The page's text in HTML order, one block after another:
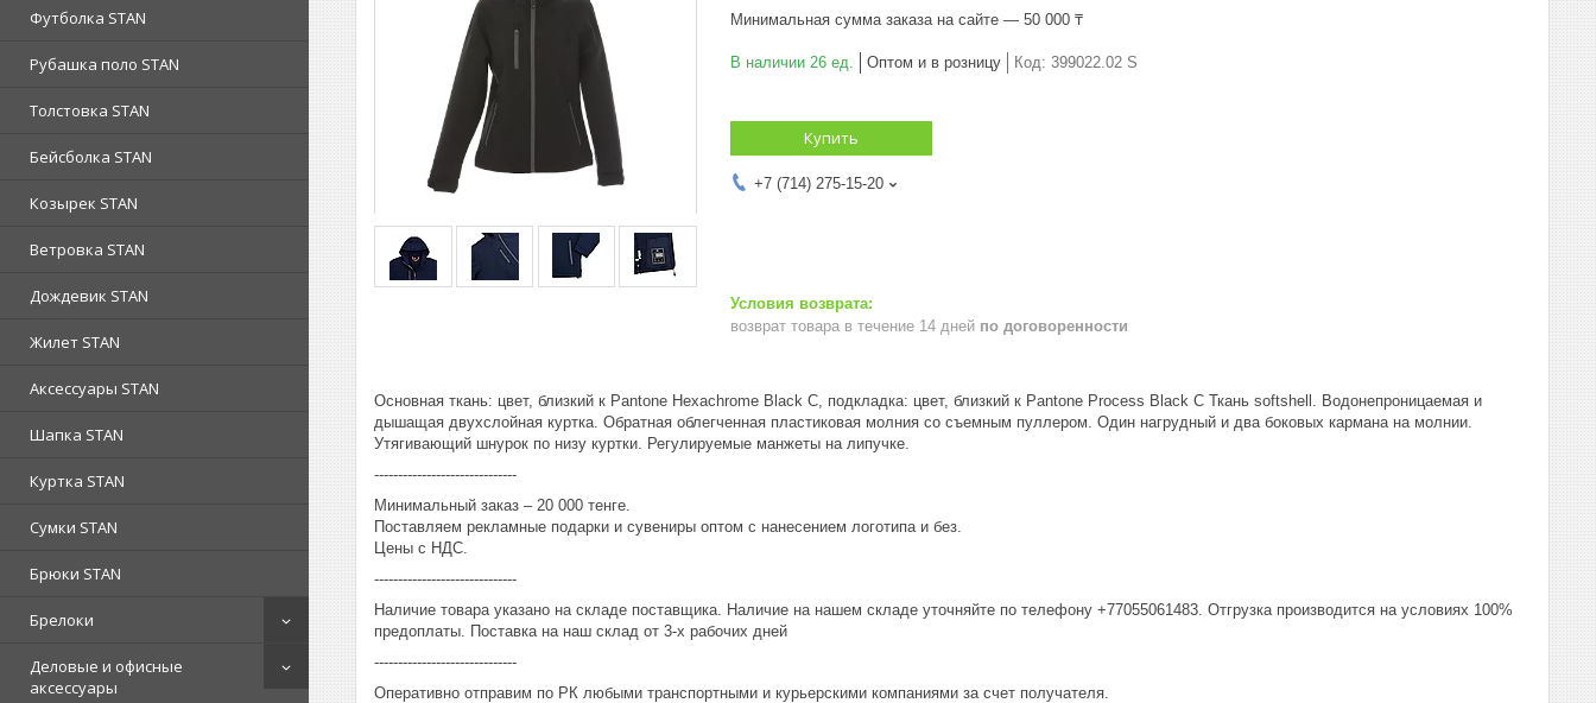
Футболка STAN
Рубашка поло STAN
Толстовка STAN
Бейсболка STAN
Козырек STAN
Ветровка STAN
Дождевик STAN
Жилет STAN
Аксессуары STAN
Шапка STAN
Куртка STAN
Сумки STAN
Брюки STAN
Брелоки
Деловые и офисные
аксессуары
Минимальная сумма заказа на сайте — 50 000 ₸
В наличии 26 ед. Оптом и в розницу Код: 399022.02 S
Купить
+7 (714) 275-15-20
возврат товара в течение 14 дней по договоренности
Основная ткань: цвет, близкий к Pantone Hexachrome Black C, подкладка: цвет, близкий к Pantone Process Black C Ткань softshell. Водонепроницаемая и
дышащая двухслойная куртка. Обратная облегченная пластиковая молния со съемным пуллером. Один нагрудный и два боковых кармана на молнии.
Утягивающий шнурок по низу куртки. Регулируемые манжеты на липучке.
------------------------------
Минимальный заказ – 20 000 тенге.
Поставляем рекламные подарки и сувениры оптом с нанесением логотипа и без.
Цены с НДС.
------------------------------
Наличие товара указано на складе поставщика. Наличие на нашем складе уточняйте по телефону +77055061483. Отгрузка производится на условиях 100%
предоплаты. Поставка на наш склад от 3-x рабочих дней
------------------------------
Оперативно отправим по РК любыми транспортными и курьерскими компаниями за счет получателя.